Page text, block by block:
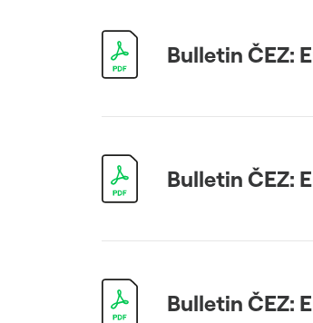
Bulletin ČEZ:
Bulletin ČEZ:
Bulletin ČEZ: